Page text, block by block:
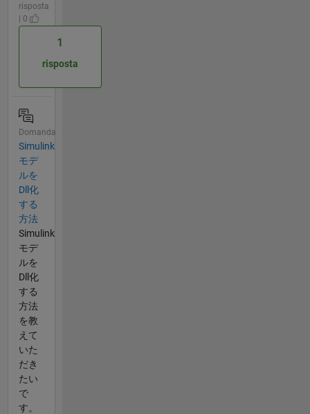
risposta
| 0
1
risposta
Domanda
Simulink
モデ
ルを
Dll化
する
方法
Simulink
モデ
ルを
Dll化
する
方法
を教
えて
いた
だき
たい
で
す。